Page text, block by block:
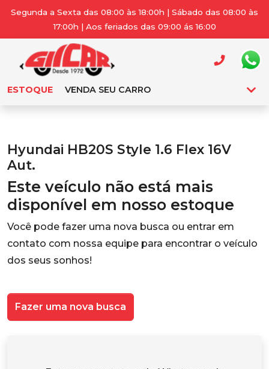
Segunda a Sexta das 08:00 às 18:00h | Sábado das 08:00 às
17:00h | Aos feriados das 09:00 ás 16:00
ESTOQUE VENDA SEU CARRO
Hyundai HB20S Style 1.6 Flex 16V
Aut.
Este veículo não está mais
disponível em nosso estoque
Você pode fazer uma nova busca ou entrar em
contato com nossa equipe para encontrar o veículo
dos seus sonhos!
Fazer uma nova busca